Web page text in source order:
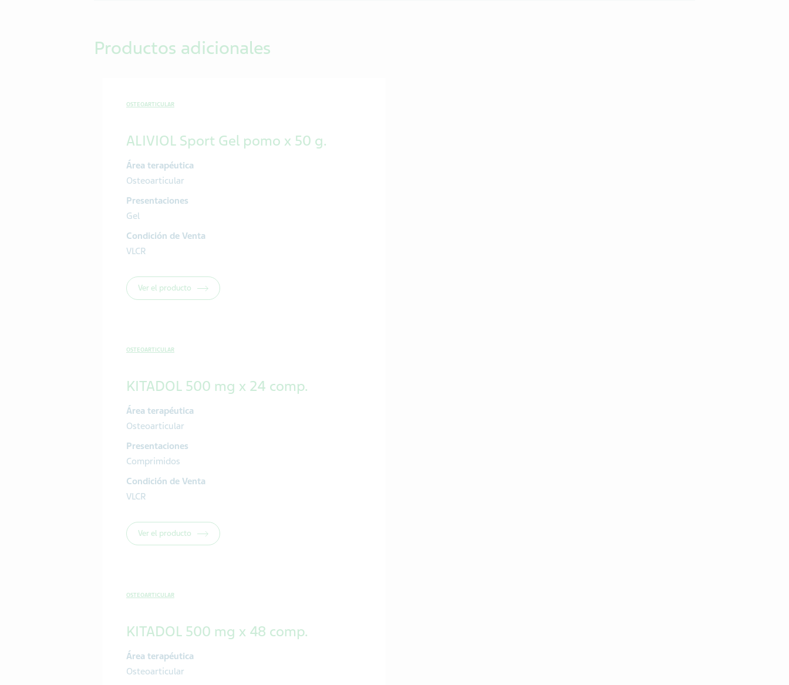
Productos adicionales
OSTEOARTICULAR
ALIVIOL Sport Gel pomo x 50 g.
Área terapéutica
Osteoarticular
Presentaciones
Gel
Condición de Venta
VLCR
Ver el producto
OSTEOARTICULAR
KITADOL 500 mg x 24 comp.
Área terapéutica
Osteoarticular
Presentaciones
Comprimidos
Condición de Venta
VLCR
Ver el producto
OSTEOARTICULAR
KITADOL 500 mg x 48 comp.
Área terapéutica
Osteoarticular